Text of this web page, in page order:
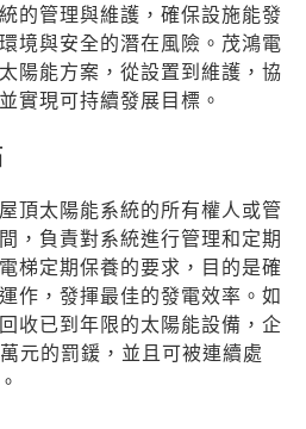
的管理與維護，確保設施能發
境與安全的潛在風險。茂鴻電
陽能方案，從設置到維護，協
實現可持續發展目標。
頂太陽能系統的所有權人或管
，負責對系統進行管理和定期
梯定期保養的要求，目的是確
作，發揮最佳的發電效率。如
收已到年限的太陽能設備，企
元的罰鍰，並且可被連續處